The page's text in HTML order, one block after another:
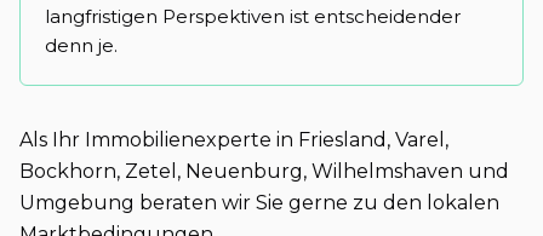
langfristigen Perspektiven ist entscheidender
denn je.
Als Ihr Immobilienexperte in Friesland, Varel,
Bockhorn, Zetel, Neuenburg, Wilhelmshaven und
Umgebung beraten wir Sie gerne zu den lokalen